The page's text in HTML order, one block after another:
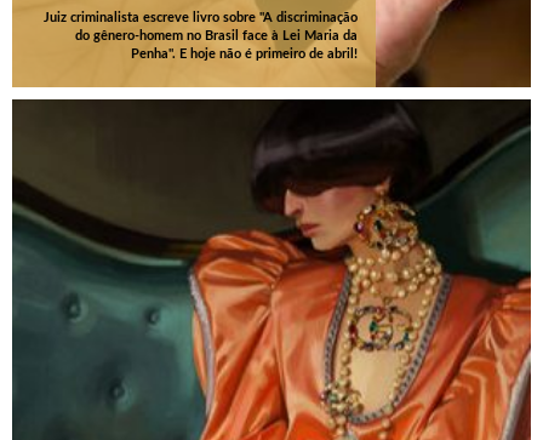
Juiz criminalista escreve livro sobre "A discriminação
do gênero-homem no Brasil face à Lei Maria da
Penha". E hoje não é primeiro de abril!